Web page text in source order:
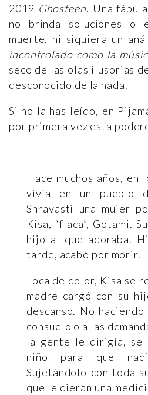
2019 Ghosteen. Una
no brinda soluciones o
muerte, ni siquiera un
incontrolado como la
seco de las olas ilusorias
desconocido de la nada.
Si no la has leído, en
por primera vez esta
Hace muchos años, en
vivía en un pueblo
Shravasti una mujer
Kisa, “flaca”, Gotami.
hijo al que adoraba.
tarde, acabó por morir.
Loca de dolor, Kisa se
madre cargó con su
descanso. No
consuelo o a las
la gente le dirigía, se
niño para que
Sujetándolo con toda
que le dieran una